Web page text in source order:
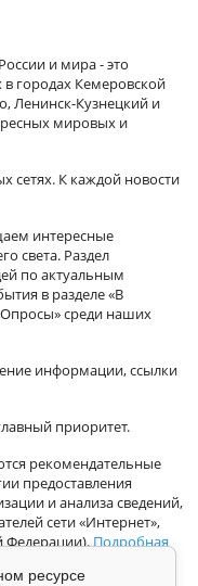
и мира - это
городах Кемеровской
Ленинск-Кузнецкий и
мировых и
сетях. К каждой новости
интересные
света. Раздел
по актуальным
в разделе «В
среди наших
информации, ссылки
приоритет.
рекомендательные
предоставления
и анализа сведений,
сети «Интернет»,
Федерации).Подробная
ресурсе